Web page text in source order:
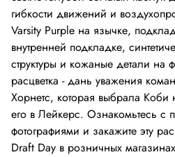
гибкости движений и
Varsity Purple на язычке,
внутренней подкладке,
структуры и кожаные детали на
расцветка - дань уважения
Хорнетс, которая выбрала
его в Лейкерс. Ознакомьтесь с
фотографиями и закажите эту
Draft Day в розничных